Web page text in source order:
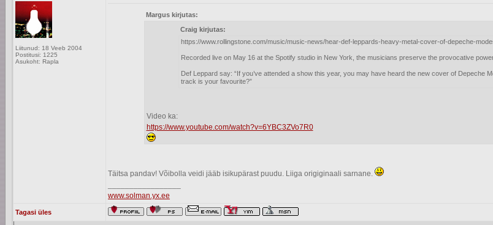
Liitunud: 18 Veeb 2004
Postitusi: 1225
Asukoht: Rapla
Margus kirjutas:
Craig kirjutas:
https://www.rollingstone.com/music/music-news/hear-def-leppards-heavy-metal-cover-of-depeche-
Recorded live on May 16 at the Spotify studio in New York, the musicians preserve the provocative
Def Leppard say: “If you’ve attended a show this year, you may have heard the new cover of Depeche
track is your favourite?”
Video ka:
https://www.youtube.com/watch?v=6YBC3ZVo7R0
Täitsa pandav! Võibolla veidi jääb isikupärast puudu. Liiga origiginaali sarnane.
www.solman.yx.ee
Tagasi üles